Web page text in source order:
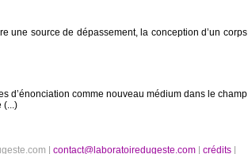
une source de dépassement, la conception d’un corps
d’énonciation comme nouveau médium dans le champ
(...)
| contact@laboratoiredugeste.com crédits